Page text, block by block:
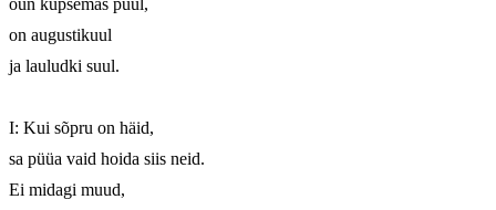
õun küpsemas puul,
on augustikuul
ja lauludki suul.
I: Kui sõpru on häid,
sa püüa vaid hoida siis neid.
Ei midagi muud,